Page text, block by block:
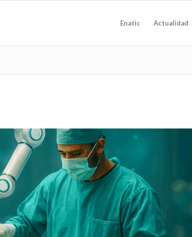
Enatic Actualidad